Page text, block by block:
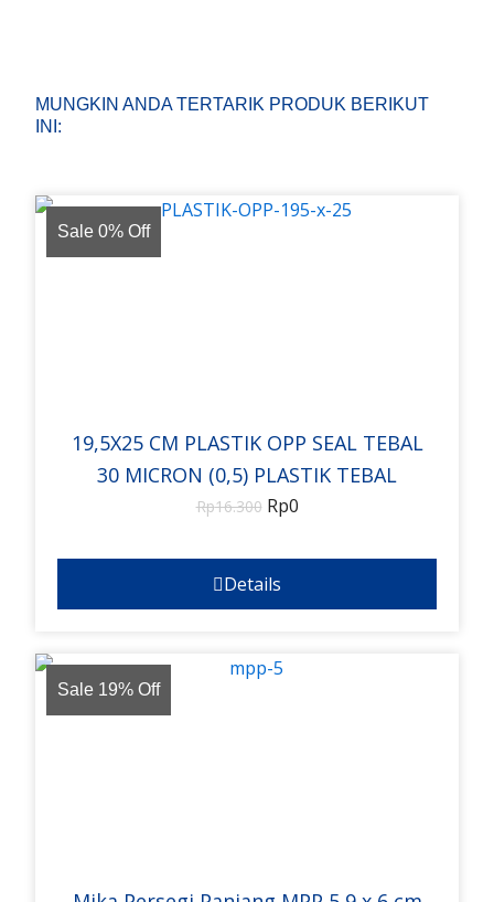
MUNGKIN ANDA TERTARIK PRODUK BERIKUT
INI:
Sale 0% Off
19,5X25 CM PLASTIK OPP SEAL TEBAL
30 MICRON (0,5) PLASTIK TEBAL
Rp16.300 Rp0
Details
Sale 19% Off